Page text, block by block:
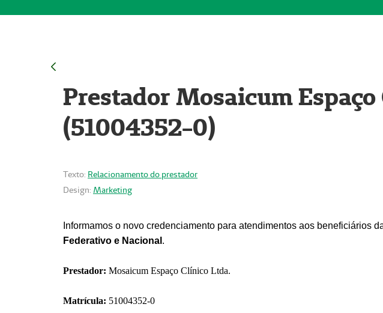
Prestador Mosaicum
(51004352-0)
Texto: Relacionamento do prestador
Design: Marketing
Informamos o novo credenciamento para atendimentos aos beneficiários
Federativo e Nacional .
Prestador: Mosaicum Espaço Clínico Ltda.
Matrícula: 51004352-0